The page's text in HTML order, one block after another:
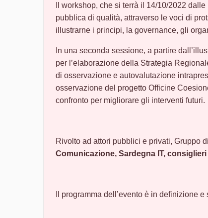
Il workshop, che si terrà il 14/10/2022
pubblica di qualità, attraverso le voci di
illustrarne i principi, la governance, gli
In una seconda sessione, a partire
per l’elaborazione della Strategia
di osservazione e autovalutazione
osservazione del progetto Officine
confronto per migliorare gli interventi futuri.
Rivolto ad attori pubblici e privati, Gruppo
Comunicazione, Sardegna IT,
Il programma dell’evento è in definizione